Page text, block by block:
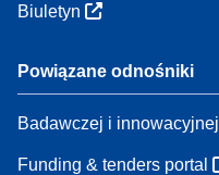
Biuletyn
Powiązane odnośniki
Badawczej i innowacyjnej
Funding & tenders portal